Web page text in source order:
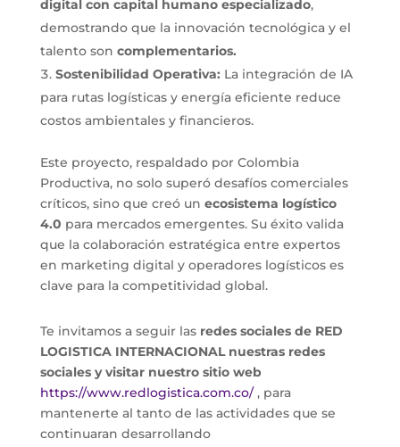
digital con capital humano especializado,
demostrando que la innovación tecnológica y el
talento son complementarios.
Sostenibilidad Operativa: La integración de IA
para rutas logísticas y energía eficiente reduce
costos ambientales y financieros.
Este proyecto, respaldado por Colombia
Productiva, no solo superó desafíos comerciales
críticos, sino que creó un ecosistema logístico
4.0 para mercados emergentes. Su éxito valida
que la colaboración estratégica entre expertos
en marketing digital y operadores logísticos es
clave para la competitividad global.
Te invitamos a seguir las redes sociales de RED
LOGISTICA INTERNACIONAL nuestras redes
sociales y visitar nuestro sitio web
https://www.redlogistica.com.co/, para
mantenerte al tanto de las actividades que se
continuaran desarrollando